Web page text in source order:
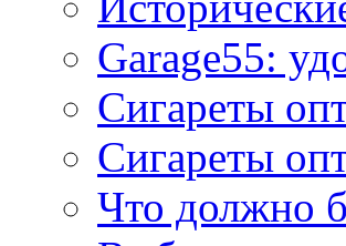
Garage55:
Сигареты
Сигареты
Что должно